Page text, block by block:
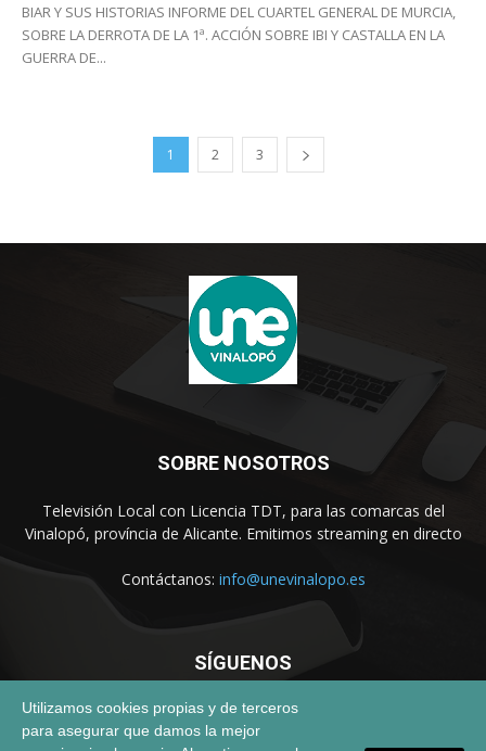
BIAR Y SUS HISTORIAS INFORME DEL CUARTEL GENERAL DE MURCIA,
SOBRE LA DERROTA DE LA 1ª. ACCIÓN SOBRE IBI Y CASTALLA EN LA
GUERRA DE...
1 2 3
SOBRE NOSOTROS
Televisión Local con Licencia TDT, para las comarcas del
Vinalopó, província de Alicante. Emitimos streaming en directo
Contáctanos: info@unevinalopo.es
SÍGUENOS
Utilizamos cookies propias y de terceros
para asegurar que damos la mejor